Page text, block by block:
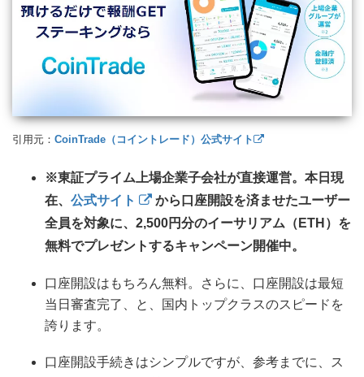
引用元： CoinTrade（コイントレード）公式サイト
※東証プライム上場企業子会社が直接運営。本日現
在、 公式サイト
から口座開設を済ませたユーザー
全員を対象に、2,500円分のイーサリアム（ETH）を
無料でプレゼントするキャンペーン開催中。
口座開設はもちろん無料。さらに、口座開設は最短
当日審査完了、と、国内トップクラスのスピードを
誇ります。
口座開設手続きはシンプルですが、参考までに、ス